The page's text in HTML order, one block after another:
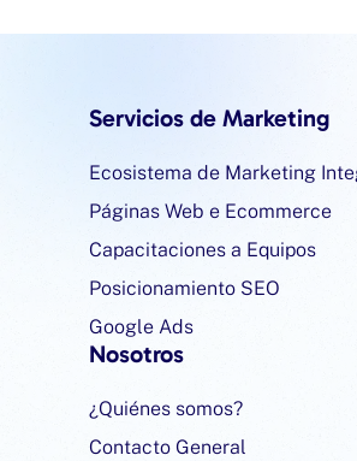
Servicios de Marketing
Ecosistema de Marketing
Páginas Web e Ecommerce
Capacitaciones a Equipos
Posicionamiento SEO
Google Ads
Nosotros
¿Quiénes somos?
Contacto General